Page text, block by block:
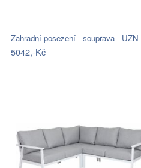
Zahradní posezení - souprava - UZN
5042,-Kč